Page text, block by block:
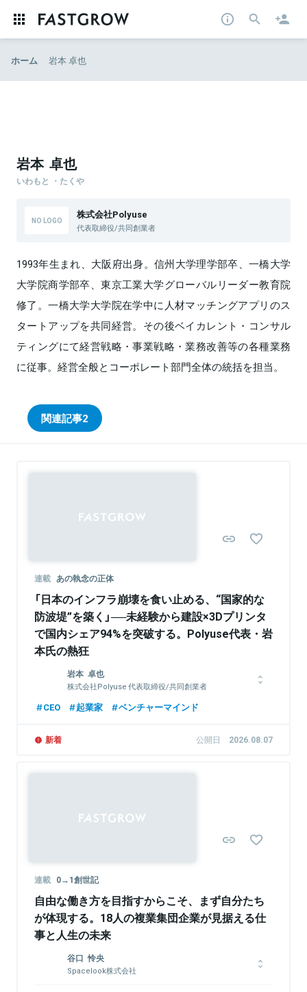
ホーム 岩本 卓也
岩本 卓也
いわもと ・たくや
株式会社Polyuse
代表取締役/共同創業者
1993年生まれ、大阪府出身。信州大学理学部卒、一橋大学
大学院商学部卒、東京工業大学グローバルリーダー教育院
修了。一橋大学大学院在学中に人材マッチングアプリのス
タートアップを共同経営。その後ベイカレント・コンサル
ティングにて経営戦略・事業戦略・業務改善等の各種業務
に従事。経営全般とコーポレート部門全体の統括を担当。
関連記事2
連載 あの執念の正体
「日本のインフラ崩壊を食い止める、“国家的な
防波堤”を築く」──未経験から建設×3Dプリンタ
で国内シェア94%を突破する。Polyuse代表・岩
本氏の熱狂
岩本 卓也
株式会社Polyuse 代表取締役/共同創業者
1993年生まれ、大阪府出身。信州大学理学部卒、一橋大学大学
同経営。その後ベイカレント・コンサルティングにて経営戦略・
関連情報をみる
CEO 起業家 ベンチャーマインド
新着 公開日 2026.08.07
連載 0→1創世記
自由な働き方を目指すからこそ、まず自分たち
が体現する。18人の複業集団企業が見据える仕
事と人生の未来
谷口 怜央
Spacelook株式会社